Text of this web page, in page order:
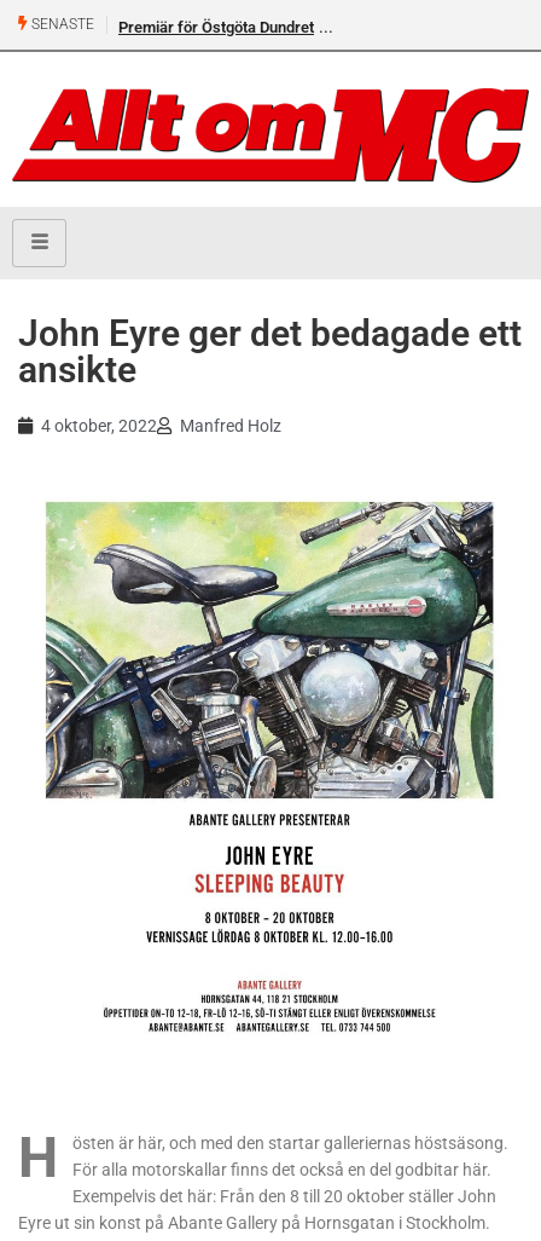
SENASTE Premiär för Östgöta Dundret
John Eyre ger det bedagade ett
ansikte
4 oktober, 2022 Manfred Holz
H
östen är här, och med den startar galleriernas höstsäsong.
För alla motorskallar finns det också en del godbitar här.
Exempelvis det här: Från den 8 till 20 oktober ställer John
Eyre ut sin konst på Abante Gallery på Hornsgatan i Stockholm.